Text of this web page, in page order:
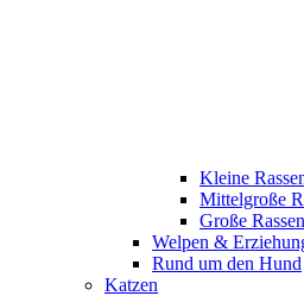
Kleine
Mittelgroße
Große Rassen
Welpen &
Rund um den Hund
Katzen